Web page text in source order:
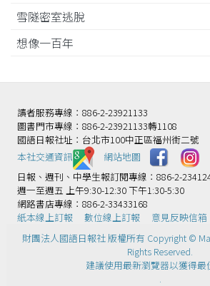
雪隧密室逃脫
想像一百年
讀者服務專線：886-2-23921133
圖書門市專線：886-2-23921133轉1108
國語日報社址：台北市100中正區福州街二號
本社交通資訊️
網站地圖
日報、週刊、中學生報訂閱專線：886-2-
週一至週五 上午9:30-12:30 下午1:30-5:30
網路書店專線：886-2-33433168
紙本線上訂報
數位線上訂報
意見反映信箱
財團法人國語日報社 版權所有 Copyright ©
Rights Reserved.
建議使用最新瀏覽器以獲得最
.